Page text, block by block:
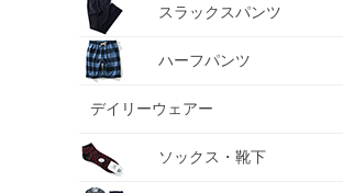
スラックスパンツ
ハーフパンツ
デイリーウェアー
ソックス・靴下